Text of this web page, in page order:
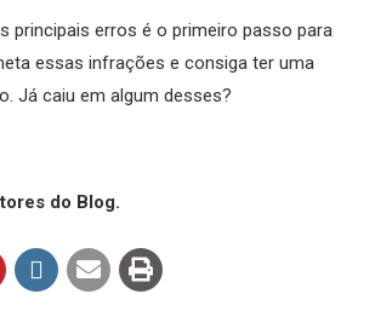
principais erros é o primeiro passo para
essas infrações e consiga ter uma
Já caiu em algum desses?
do Blog.